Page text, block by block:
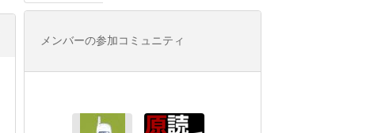
メンバーの参加コミュニティ